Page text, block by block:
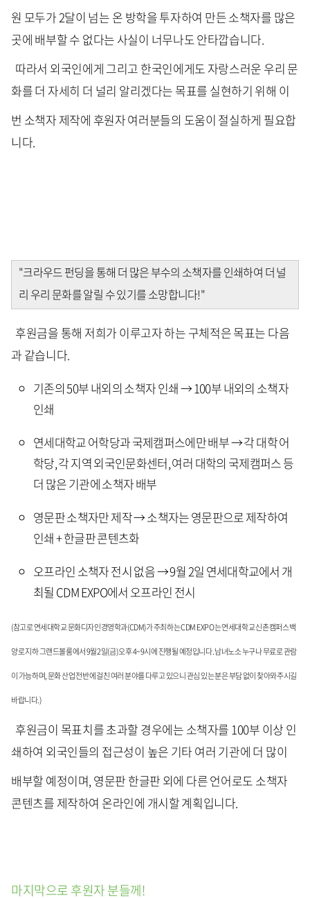
원 모두가 2달이 넘는 온 방학을 투자하여 만든 소책자를 많은
곳에 배부할 수 없다는 사실이 너무나도 안타깝습니다.
따라서 외국인에게 그리고 한국인에게도 자랑스러운 우리 문
화를 더 자세히 더 널리 알리겠다는 목표를 실현하기 위해 이
번 소책자 제작에 후원자 여러분들의 도움이 절실하게 필요합
니다.
"크라우드 펀딩을 통해 더 많은 부수의 소책자를 인쇄하여 더 널
리 우리 문화를 알릴 수 있기를 소망합니다!"
후원금을 통해 저희가 이루고자 하는 구체적은 목표는 다음
과 같습니다.
기존의 50부 내외의 소책자 인쇄 → 100부 내외의 소책자
인쇄
연세대학교 어학당과 국제캠퍼스에만 배부 → 각 대학 어
학당, 각 지역 외국인문화센터, 여러 대학의 국제캠퍼스 등
더 많은 기관에 소책자 배부
영문판 소책자만 제작 → 소책자는 영문판으로 제작하여
인쇄 + 한글판 콘텐츠화
오프라인 소책자 전시 없음 → 9월 2일 연세대학교에서 개
최될 CDM EXPO에서 오프라인 전시
(참고로 연세대학교 문화디자인경영학과(CDM)가 주최하는 CDM EXPO는 연세대학교 신촌캠퍼스 백
양로 지하 그랜드볼룸에서 9월2일(금) 오후 4~9시에 진행될 예정입니다. 남녀노소 누구나 무료로 관람
이 가능하며, 문화 산업 전반에 걸친 여러 분야를 다루고 있으니 관심 있는 분은 부담 없이 찾아와주시길
바랍니다.)
후원금이 목표치를 초과할 경우에는 소책자를 100부 이상 인
쇄하여 외국인들의 접근성이 높은 기타 여러 기관에 더 많이
배부할 예정이며, 영문판 한글판 외에 다른 언어로도 소책자
콘텐츠를 제작하여 온라인에 개시할 계획입니다.
마지막으로 후원자 분들께!